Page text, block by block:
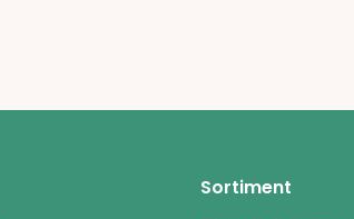
Sortiment